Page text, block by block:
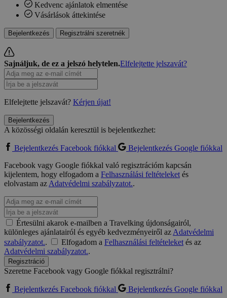
Kedvenc ajánlatok elmentése
Vásárlások áttekintése
Bejelentkezés Regisztrálni szeretnék
Sajnáljuk, de ez a jelszó helytelen.Elfelejtette jelszavát?
Elfelejtette jelszavát? Kérjen újat!
Bejelentkezés
A közösségi oldalán keresztül is bejelentkezhet:
Bejelentkezés Facebook fiókkal
Bejelentkezés Google fiókkal
Facebook vagy Google fiókkal való regisztrációm kapcsán
kijelentem, hogy elfogadom a Felhasználási feltételeketés
elolvastam azAdatvédelmi szabályzatot..
Értesülni akarok e-mailben a Travelking újdonságairól,
különleges ajánlatairól és egyéb kedvezményeiről azAdatvédelmi
szabályzatot.. Elfogadom a Felhasználási feltételeketés az
Adatvédelmi szabályzatot..
Regisztráció
Szeretne Facebook vagy Google fiókkal regisztrálni?
Bejelentkezés Facebook fiókkal
Bejelentkezés Google fiókkal